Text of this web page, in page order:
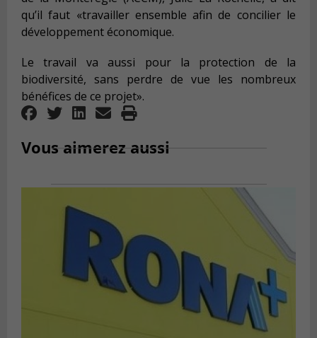
qu’il faut «travailler ensemble afin de concilier le
développement économique.
Le travail va aussi pour la protection de la
biodiversité, sans perdre de vue les nombreux
bénéfices de ce projet».
Vous aimerez aussi